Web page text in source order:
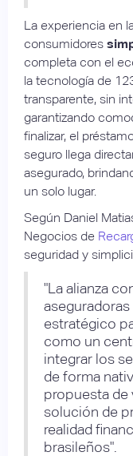
La experiencia en
consumidores
completa con el
la tecnología de
transparente, sin
garantizando
finalizar, el
seguro llega
asegurado,
un solo lugar.
Según Daniel
Negocios de
seguridad y
"La alianza
estratégico
como un
integrar los
de forma
propuesta de
solución de
realidad
brasileños".